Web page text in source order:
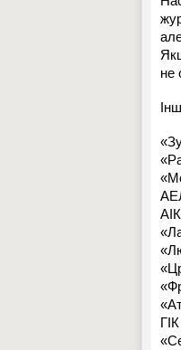
не